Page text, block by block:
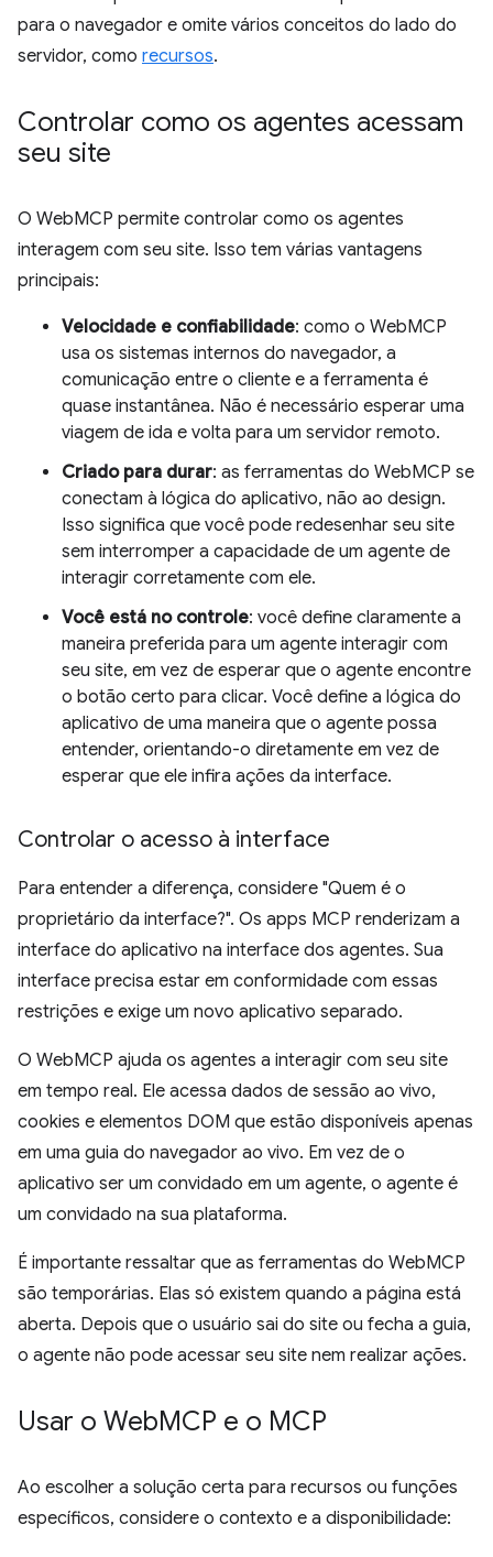
para o navegador e omite vários conceitos do lado do
servidor, como recursos.
Controlar como os agentes acessam
seu site
O WebMCP permite controlar como os agentes
interagem com seu site. Isso tem várias vantagens
principais:
Velocidade e confiabilidade: como o WebMCP
usa os sistemas internos do navegador, a
comunicação entre o cliente e a ferramenta é
quase instantânea. Não é necessário esperar uma
viagem de ida e volta para um servidor remoto.
Criado para durar: as ferramentas do WebMCP se
conectam à lógica do aplicativo, não ao design.
Isso significa que você pode redesenhar seu site
sem interromper a capacidade de um agente de
interagir corretamente com ele.
Você está no controle: você define claramente a
maneira preferida para um agente interagir com
seu site, em vez de esperar que o agente encontre
o botão certo para clicar. Você define a lógica do
aplicativo de uma maneira que o agente possa
entender, orientando-o diretamente em vez de
esperar que ele infira ações da interface.
Controlar o acesso à interface
Para entender a diferença, considere "Quem é o
proprietário da interface?". Os apps MCP renderizam a
interface do aplicativo na interface dos agentes. Sua
interface precisa estar em conformidade com essas
restrições e exige um novo aplicativo separado.
O WebMCP ajuda os agentes a interagir com seu site
em tempo real. Ele acessa dados de sessão ao vivo,
cookies e elementos DOM que estão disponíveis apenas
em uma guia do navegador ao vivo. Em vez de o
aplicativo ser um convidado em um agente, o agente é
um convidado na sua plataforma.
É importante ressaltar que as ferramentas do WebMCP
são temporárias. Elas só existem quando a página está
aberta. Depois que o usuário sai do site ou fecha a guia,
o agente não pode acessar seu site nem realizar ações.
Usar o WebMCP e o MCP
Ao escolher a solução certa para recursos ou funções
específicos, considere o contexto e a disponibilidade: